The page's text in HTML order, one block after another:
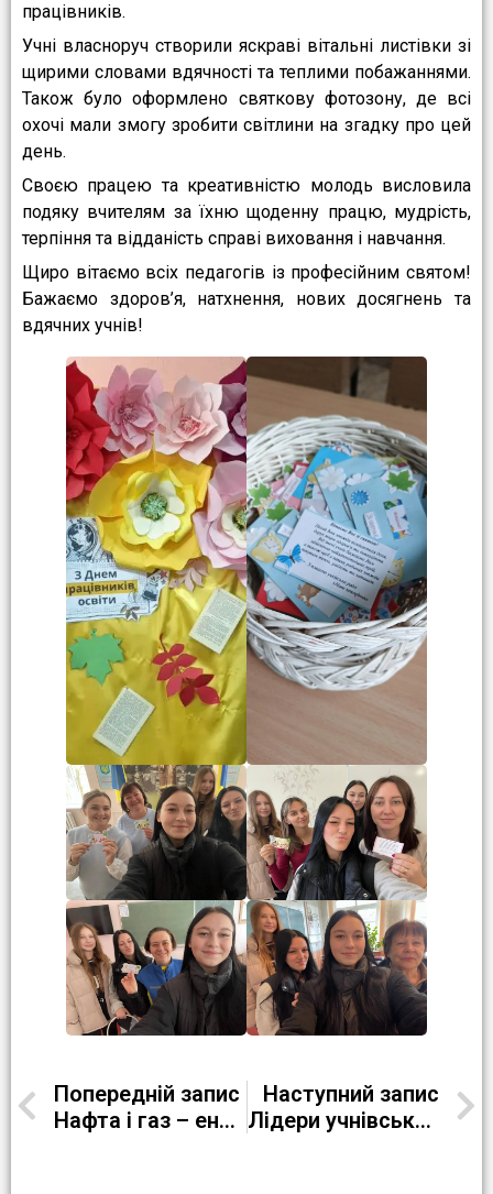
працівників.
Учні власноруч створили яскраві вітальні листівки зі
щирими словами вдячності та теплими побажаннями.
Також було оформлено святкову фотозону, де всі
охочі мали змогу зробити світлини на згадку про цей
день.
Своєю працею та креативністю молодь висловила
подяку вчителям за їхню щоденну працю, мудрість,
терпіння та відданість справі виховання і навчання.
Щиро вітаємо всіх педагогів із професійним святом!
Бажаємо здоров’я, натхнення, нових досягнень та
вдячних учнів!
Попередній запис
Нафта і газ – енергія світу!
Наступний запис
Лідери учнівського самоврядування взяли участь у міському заході «Від ідеї – до успіху!»